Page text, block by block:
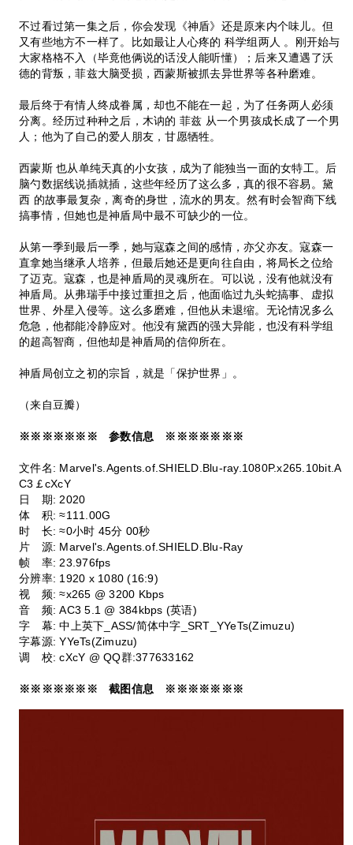
不过看过第一集之后，你会发现《神盾》还是原来内个味儿。但
又有些地方不一样了。比如最让人心疼的 科学组两人 。刚开始与
大家格格不入（毕竟他俩说的话没人能听懂）；后来又遭遇了沃
德的背叛，菲兹大脑受损，西蒙斯被抓去异世界等各种磨难。
最后终于有情人终成眷属，却也不能在一起，为了任务两人必须
分离。经历过种种之后，木讷的 菲兹 从一个男孩成长成了一个男
人；他为了自己的爱人朋友，甘愿牺牲。
西蒙斯 也从单纯天真的小女孩，成为了能独当一面的女特工。后
脑勺数据线说插就插，这些年经历了这么多，真的很不容易。黛
西 的故事最复杂，离奇的身世，流水的男友。然有时会智商下线
搞事情，但她也是神盾局中最不可缺少的一位。
从第一季到最后一季，她与寇森之间的感情，亦父亦友。寇森一
直拿她当继承人培养，但最后她还是更向往自由，将局长之位给
了迈克。寇森，也是神盾局的灵魂所在。可以说，没有他就没有
神盾局。从弗瑞手中接过重担之后，他面临过九头蛇搞事、虚拟
世界、外星入侵等。这么多磨难，但他从未退缩。无论情况多么
危急，他都能冷静应对。他没有黛西的强大异能，也没有科学组
的超高智商，但他却是神盾局的信仰所在。
神盾局创立之初的宗旨，就是「保护世界」。
（来自豆瓣）
※※※※※※※ 参数信息 ※※※※※※※
文件名: Marvel's.Agents.of.SHIELD.Blu-ray.1080P.x265.10bit.A
C3￡cXcY
日 期: 2020
体 积: ≈111.00G
时 长: ≈0小时 45分 00秒
片 源: Marvel's.Agents.of.SHIELD.Blu-Ray
帧 率: 23.976fps
分辨率: 1920 x 1080 (16:9)
视 频: ≈x265 @ 3200 Kbps
音 频: AC3 5.1 @ 384kbps (英语)
字 幕: 中上英下_ASS/简体中字_SRT_YYeTs(Zimuzu)
字幕源: YYeTs(Zimuzu)
调 校: cXcY @ QQ群:377633162
※※※※※※※ 截图信息 ※※※※※※※